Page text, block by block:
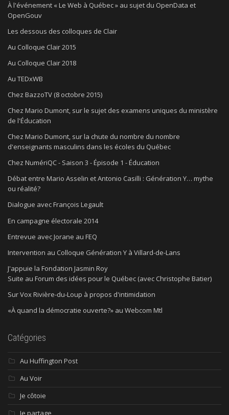
À l'événement « Le Web à Québec » au sujet du OpenData et
OpenGouv
Les dessous des colloques de Clair
Au Colloque Clair 2015
Au Colloque Clair 2018
Au TEDxWB
Chez BazzoTV (8 octobre 2015)
Chez Mario Dumont, sur le sujet des examens uniques du ministère
de l'Éducation
Chez Mario Dumont, sur la chute du nombre du nombre
d'enseignants masculins dans les écoles du Québec
Chez NumériQC - Saison 3 - Épisode 1 - Éducation
Débat entre Mario Asselin et Antonio Casilli : Génération Y… mythe
ou réalité?
Dialogue avec François Legault
En campagne électorale 2014
Entrevue avec Jorane au FEQ
Intervention au Colloque Génération Y à Villard-de-Lans
J'appuie la Fondation Jasmin Roy
Suite au Forum des idées pour le Québec (avec Christophe Batier)
Sur Vox Rivière-du-Loup à propos d'intimidation
«À quand la démocratie ouverte?» au Webcom Mtl
Catégories
Au Huffington Post
Au Voir
Je côtoie
Je partage